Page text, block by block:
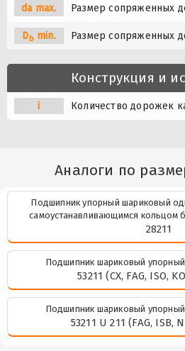
da max. Размер сопряженных
Dbmin. Размер сопряженных
Конструкция и
i Количество дорожек
Аналоги по
Подшипник упорный шариковый
самоустанавливающимся кольцом
28211
Подшипник шариковый
53211 (CX, FAG, ISO,
Подшипник шариковый
53211 U 211 (FAG, ISB,